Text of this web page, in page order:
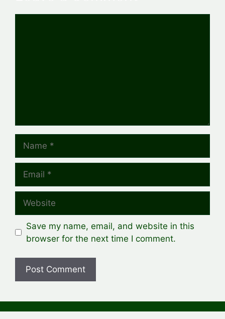
Save my name, email, and website in this
browser for the next time I comment.